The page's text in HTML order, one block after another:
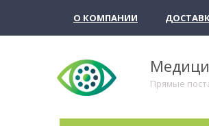
О КОМПАНИИ
Прямые